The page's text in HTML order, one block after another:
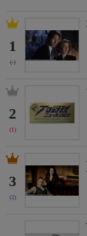
1
(-)
2
(1)
3
(2)